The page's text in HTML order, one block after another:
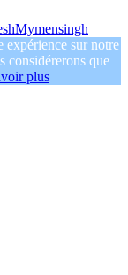
Mymensingh
expérience sur notre
considérerons que
plus